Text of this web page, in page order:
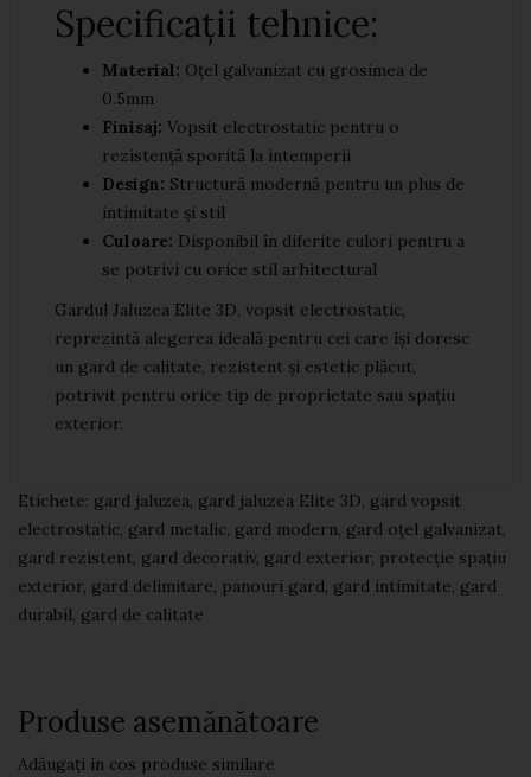
Specificații tehnice:
Material: Oțel galvanizat cu grosimea de
0.5mm
Finisaj: Vopsit electrostatic pentru o
rezistență sporită la intemperii
Design: Structură modernă pentru un plus de
intimitate și stil
Culoare: Disponibil în diferite culori pentru a
se potrivi cu orice stil arhitectural
Gardul Jaluzea Elite 3D, vopsit electrostatic,
reprezintă alegerea ideală pentru cei care își doresc
un gard de calitate, rezistent și estetic plăcut,
potrivit pentru orice tip de proprietate sau spațiu
exterior.
Etichete: gard jaluzea, gard jaluzea Elite 3D, gard vopsit
electrostatic, gard metalic, gard modern, gard oțel galvanizat,
gard rezistent, gard decorativ, gard exterior, protecție spațiu
exterior, gard delimitare, panouri gard, gard intimitate, gard
durabil, gard de calitate
Produse asemănătoare
Adăugați in cos produse similare